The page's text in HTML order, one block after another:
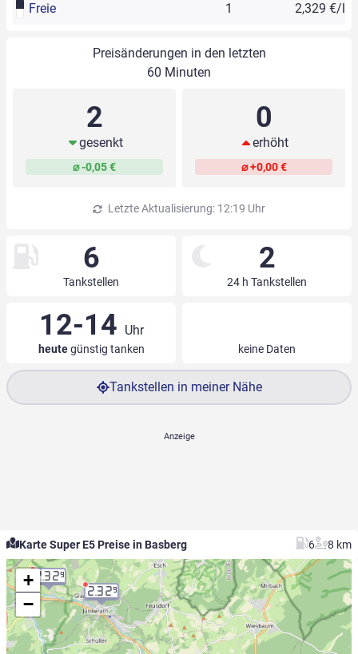
Freie 1 2,329 €/l
Preisänderungen in den letzten
60 Minuten
2
gesenkt
⌀ -0,05 €
0
erhöht
⌀ +0,00 €
Letzte Aktualisierung: 12:19 Uhr
6
Tankstellen
2
24 h Tankstellen
12-14 Uhr
heutegünstig tanken keine Daten
Tankstellen in meiner Nähe
Karte Super E5 Preise in Basberg 6 8 km
2.329
2.329
+
−